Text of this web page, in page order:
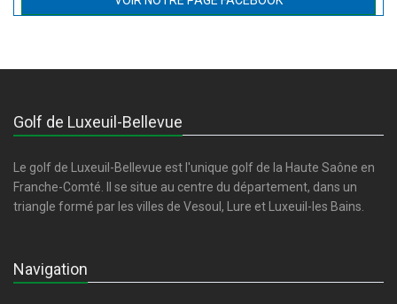
Golf de Luxeuil-Bellevue
Le golf de Luxeuil-Bellevue est l'unique golf de la Haute Saône en
Franche-Comté. Il se situe au centre du département, dans un
triangle formé par les villes de Vesoul, Lure et Luxeuil-les Bains.
Navigation